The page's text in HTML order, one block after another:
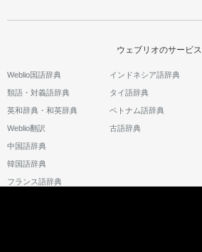
ウェブリオのサービス
Weblio国語辞典
類語・対義語辞典
英和辞典・和英辞典
Weblio翻訳
中国語辞典
韓国語辞典
フランス語辞典
インドネシア語辞典
タイ語辞典
ベトナム語辞典
古語辞典